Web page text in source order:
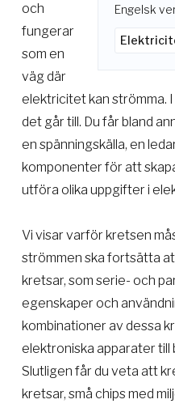
Engelsk
och
fungerar
som en
väg där
elektricitet kan strömma.
det går till. Du får bland
en spänningskälla, en
komponenter för att
utföra olika uppgifter i
Vi visar varför kretsen
strömmen ska fortsätta
kretsar, som serie- och
egenskaper och
kombinationer av dessa
elektroniska apparater till
Slutligen får du veta att
kretsar, små chips med